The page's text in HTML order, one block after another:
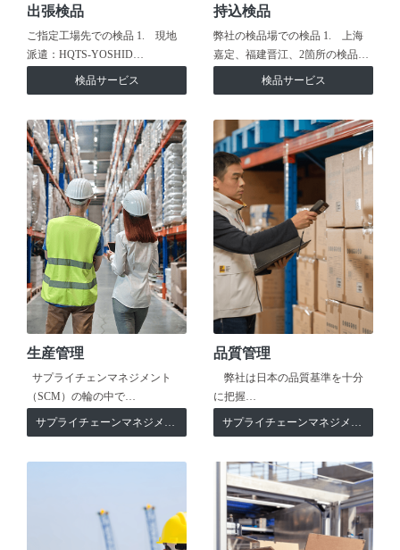
出張検品
ご指定工場先での検品 1. 現地
派遣：HQTS-YOSHID…
検品サービス
持込検品
弊社の検品場での検品 1. 上海
嘉定、福建晋江、2箇所の検品…
検品サービス
生産管理
サプライチェンマネジメント
（SCM）の輪の中で…
サプライチェーンマネジメント
品質管理
弊社は日本の品質基準を十分
に把握…
サプライチェーンマネジメント